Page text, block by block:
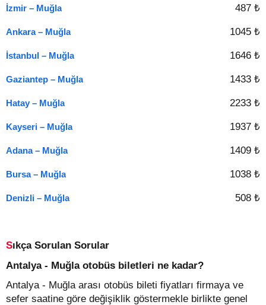
İzmir – Muğla 487 ₺
Ankara – Muğla 1045 ₺
İstanbul – Muğla 1646 ₺
Gaziantep – Muğla 1433 ₺
Hatay – Muğla 2233 ₺
Kayseri – Muğla 1937 ₺
Adana – Muğla 1409 ₺
Bursa – Muğla 1038 ₺
Denizli – Muğla 508 ₺
Sıkça Sorulan Sorular
Antalya - Muğla otobüs biletleri ne kadar?
Antalya - Muğla arası otobüs bileti fiyatları firmaya ve
sefer saatine göre değişiklik göstermekle birlikte genel